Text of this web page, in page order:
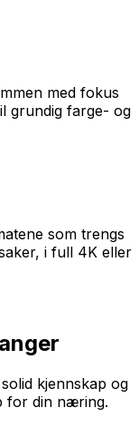
med fokus
grundig farge- og
som trengs
i full 4K eller
kjennskap og
for din næring.